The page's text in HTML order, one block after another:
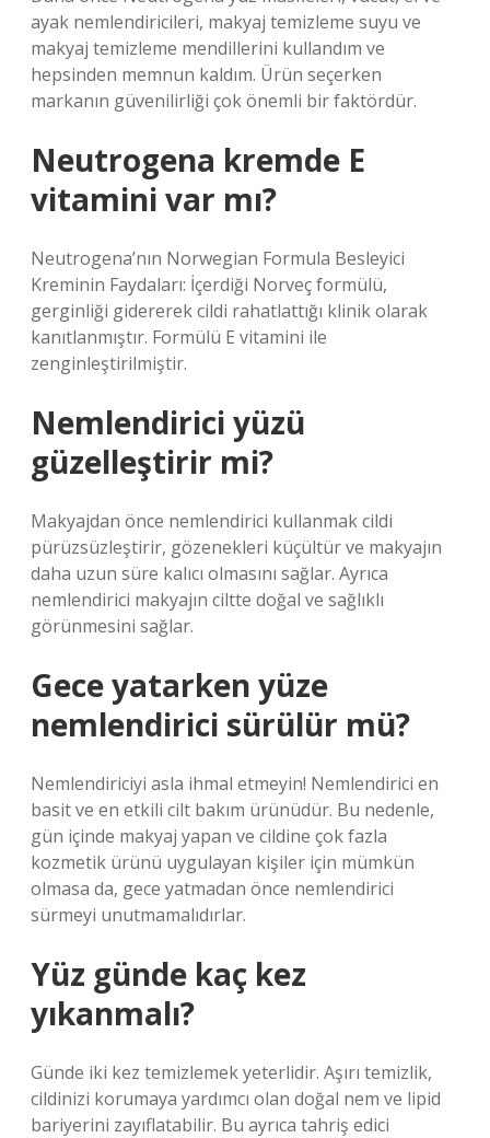
ayak nemlendiricileri, makyaj temizleme suyu ve
makyaj temizleme mendillerini kullandım ve
hepsinden memnun kaldım. Ürün seçerken
markanın güvenilirliği çok önemli bir faktördür.
Neutrogena kremde E
vitamini var mı?
Neutrogena’nın Norwegian Formula Besleyici
Kreminin Faydaları: İçerdiği Norveç formülü,
gerginliği gidererek cildi rahatlattığı klinik olarak
kanıtlanmıştır. Formülü E vitamini ile
zenginleştirilmiştir.
Nemlendirici yüzü
güzelleştirir mi?
Makyajdan önce nemlendirici kullanmak cildi
pürüzsüzleştirir, gözenekleri küçültür ve makyajın
daha uzun süre kalıcı olmasını sağlar. Ayrıca
nemlendirici makyajın ciltte doğal ve sağlıklı
görünmesini sağlar.
Gece yatarken yüze
nemlendirici sürülür mü?
Nemlendiriciyi asla ihmal etmeyin! Nemlendirici en
basit ve en etkili cilt bakım ürünüdür. Bu nedenle,
gün içinde makyaj yapan ve cildine çok fazla
kozmetik ürünü uygulayan kişiler için mümkün
olmasa da, gece yatmadan önce nemlendirici
sürmeyi unutmamalıdırlar.
Yüz günde kaç kez
yıkanmalı?
Günde iki kez temizlemek yeterlidir. Aşırı temizlik,
cildinizi korumaya yardımcı olan doğal nem ve lipid
bariyerini zayıflatabilir. Bu ayrıca tahriş edici